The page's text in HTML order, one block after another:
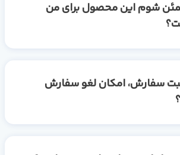
این محصول برای من
امکان لغو سفارش